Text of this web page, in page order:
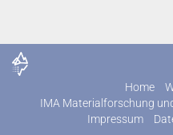
Home
IMA Materialforschung
Impressum